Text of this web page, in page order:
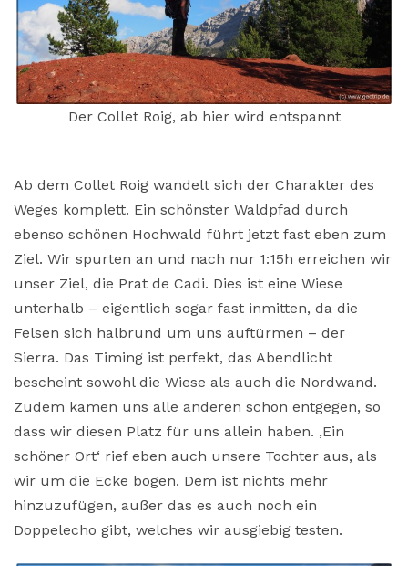
Der Collet Roig, ab hier wird entspannt
Ab dem Collet Roig wandelt sich der Charakter des
Weges komplett. Ein schönster Waldpfad durch
ebenso schönen Hochwald führt jetzt fast eben zum
Ziel. Wir spurten an und nach nur 1:15h erreichen wir
unser Ziel, die Prat de Cadi. Dies ist eine Wiese
unterhalb – eigentlich sogar fast inmitten, da die
Felsen sich halbrund um uns auftürmen – der
Sierra. Das Timing ist perfekt, das Abendlicht
bescheint sowohl die Wiese als auch die Nordwand.
Zudem kamen uns alle anderen schon entgegen, so
dass wir diesen Platz für uns allein haben. ‚Ein
schöner Ort‘ rief eben auch unsere Tochter aus, als
wir um die Ecke bogen. Dem ist nichts mehr
hinzuzufügen, außer das es auch noch ein
Doppelecho gibt, welches wir ausgiebig testen.